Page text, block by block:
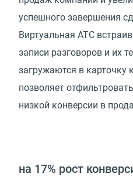
успешного завершения
Виртуальная АТС
записи разговоров и их
загружаются в карточку
позволяет
низкой конверсии в
на 17% рост